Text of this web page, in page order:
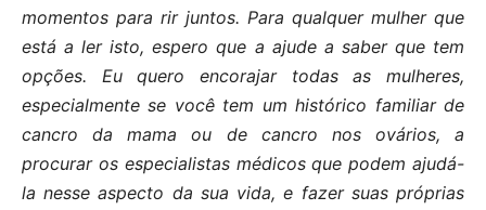
momentos para rir juntos. Para qualquer mulher que
está a ler isto, espero que a ajude a saber que tem
opções. Eu quero encorajar todas as mulheres,
especialmente se você tem um histórico familiar de
cancro da mama ou de cancro nos ovários, a
procurar os especialistas médicos que podem ajudá-
la nesse aspecto da sua vida, e fazer suas próprias